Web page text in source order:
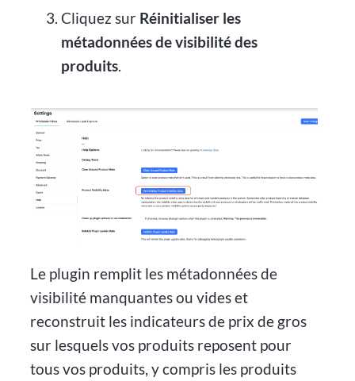
Cliquez sur Réinitialiser les
métadonnées de visibilité des
produits.
Le plugin remplit les métadonnées de
visibilité manquantes ou vides et
reconstruit les indicateurs de prix de gros
sur lesquels vos produits reposent pour
tous vos produits, y compris les produits